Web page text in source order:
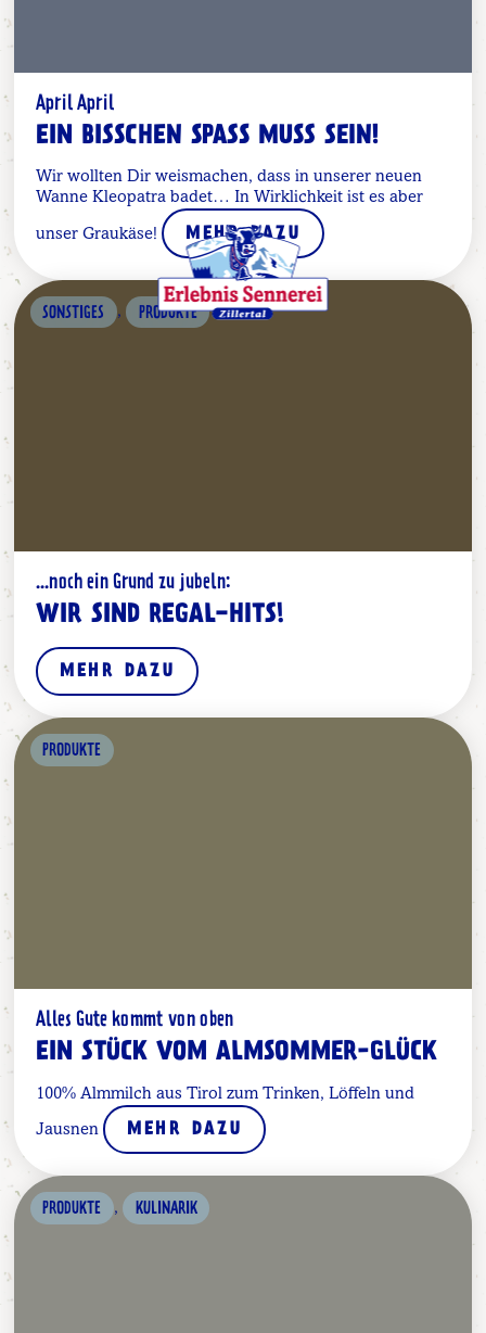
April April
EIN BISSCHEN SPASS MUSS SEIN!
Wir wollten Dir weismachen, dass in unserer neuen
Wanne Kleopatra badet… In Wirklichkeit ist es aber
unser Graukäse! MEHR DAZU
SONSTIGES , PRODUKTE
...noch ein Grund zu jubeln:
WIR SIND REGAL-HITS!
MEHR DAZU
PRODUKTE
Alles Gute kommt von oben
EIN STÜCK VOM ALMSOMMER-GLÜCK
100% Almmilch aus Tirol zum Trinken, Löffeln und
Jausnen MEHR DAZU
PRODUKTE , KULINARIK